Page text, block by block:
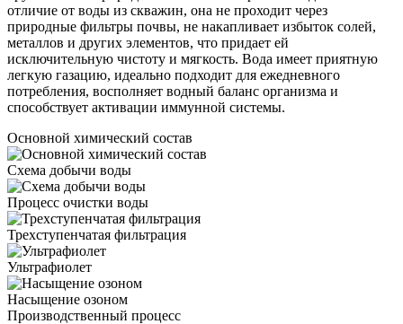
отличие от воды из скважин, она не проходит через
природные фильтры почвы, не накапливает избыток солей,
металлов и других элементов, что придает ей
исключительную чистоту и мягкость. Вода имеет приятную
легкую газацию, идеально подходит для ежедневного
потребления, восполняет водный баланс организма и
способствует активации иммунной системы.
Основной химический состав
Схема добычи воды
Процесс очистки воды
Трехступенчатая фильтрация
Ультрафиолет
Насыщение озоном
Производственный процесс